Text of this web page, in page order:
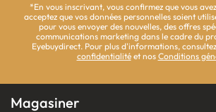
*En vous inscrivant, vous confirmez que vous
acceptez que vos données personnelles soient
pour vous envoyer des nouvelles, des offres
communications marketing dans le cadre du
Eyebuydirect. Pour plus d'informations,
confidentialitéet nos Conditions
Magasiner